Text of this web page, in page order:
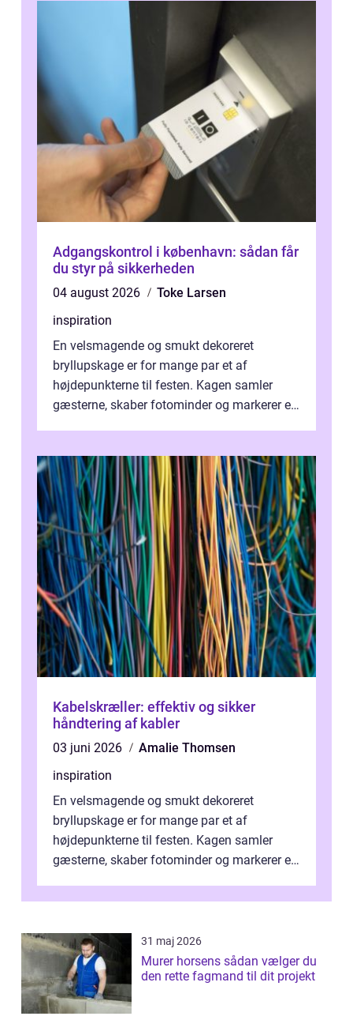
Adgangskontrol i københavn: sådan får
du styr på sikkerheden
04 august 2026
Toke Larsen
inspiration
En velsmagende og smukt dekoreret
bryllupskage er for mange par et af
højdepunkterne til festen. Kagen samler
gæsterne, skaber fotominder og markerer et
Kabelskræller: effektiv og sikker
håndtering af kabler
03 juni 2026
Amalie Thomsen
inspiration
En velsmagende og smukt dekoreret
bryllupskage er for mange par et af
højdepunkterne til festen. Kagen samler
gæsterne, skaber fotominder og markerer et
du ...
31 maj 2026
Murer horsens sådan vælger du
den rette fagmand til dit projekt